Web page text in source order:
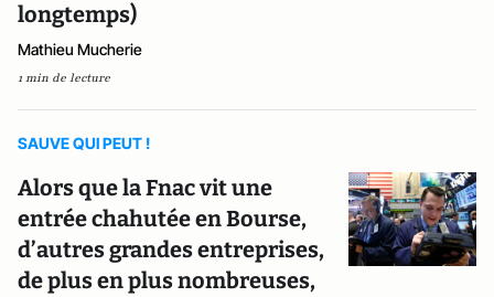
longtemps)
Mathieu Mucherie
1 min de lecture
SAUVE QUI PEUT !
Alors que la Fnac vit une
entrée chahutée en Bourse,
d’autres grandes entreprises,
de plus en plus nombreuses,